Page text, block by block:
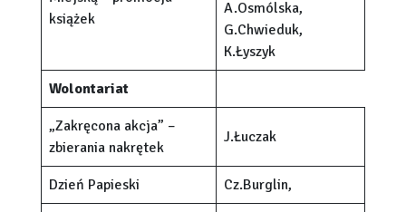
książek
A.Osmólska,
G.Chwieduk,
K.Łyszyk
Wolontariat
„Zakręcona akcja” –
zbierania nakrętek
J.Łuczak
Dzień Papieski Cz.Burglin,